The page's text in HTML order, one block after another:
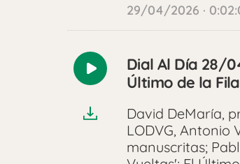
29/04/2026 ·
Reproducir
Dial Al Día 28/
Último de la Fila
David DeMaría,
LODVG, Antonio
manuscritas;